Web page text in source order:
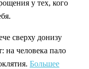
у тех, кого
сверху донизу
на человека пало
Большее